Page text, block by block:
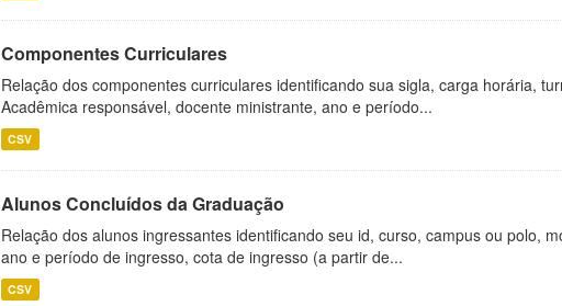
Componentes Curriculares
Relação dos componentes curriculares identificando sua sigla, carga horária,
Acadêmica responsável, docente ministrante, ano e período...
CSV
Alunos Concluídos da Graduação
Relação dos alunos ingressantes identificando seu id, curso, campus ou polo,
ano e período de ingresso, cota de ingresso (a partir de...
CSV